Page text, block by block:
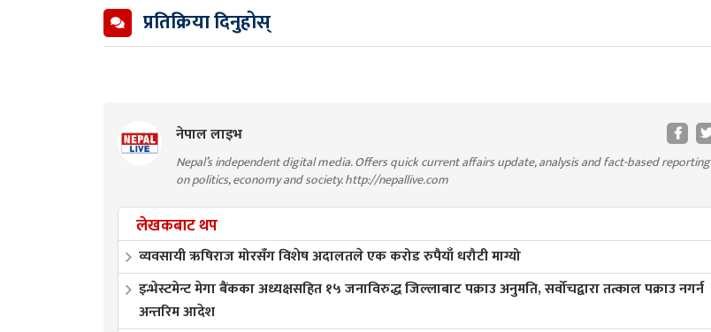
प्रतिक्रिया दिनुहोस्
नेपाल लाइभ
Nepal’s independent digital media. Offers quick current affairs update, analysis and fact-based reporting
on politics, economy and society. http://nepallive.com
लेखकबाट थप
व्यवसायी ऋषिराज मोरसँग विशेष अदालतले एक करोड रुपैयाँ धरौटी माग्यो
इन्भेस्टमेन्ट मेगा बैंकका अध्यक्षसहित १५ जनाविरुद्ध जिल्लाबाट पक्राउ अनुमति, सर्वोचद्वारा तत्काल पक्राउ नगर्न
अन्तरिम आदेश